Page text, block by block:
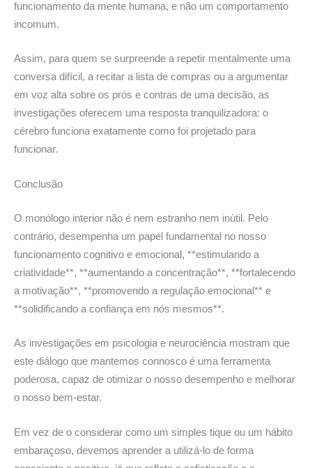
funcionamento da mente humana, e não um comportamento
incomum.
Assim, para quem se surpreende a repetir mentalmente uma
conversa difícil, a recitar a lista de compras ou a argumentar
em voz alta sobre os prós e contras de uma decisão, as
investigações oferecem uma resposta tranquilizadora: o
cérebro funciona exatamente como foi projetado para
funcionar.
Conclusão
O monólogo interior não é nem estranho nem inútil. Pelo
contrário, desempenha um papel fundamental no nosso
funcionamento cognitivo e emocional, **estimulando a
criatividade**, **aumentando a concentração**, **fortalecendo
a motivação**, **promovendo a regulação emocional** e
**solidificando a confiança em nós mesmos**.
As investigações em psicologia e neurociência mostram que
este diálogo que mantemos connosco é uma ferramenta
poderosa, capaz de otimizar o nosso desempenho e melhorar
o nosso bem-estar.
Em vez de o considerar como um simples tique ou um hábito
embaraçoso, devemos aprender a utilizá-lo de forma